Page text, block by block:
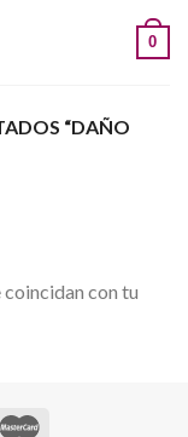
0
“DAÑO
con tu